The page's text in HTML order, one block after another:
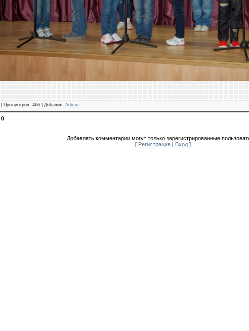
Просмотров: 466 | Добавил: Admin
0
Добавлять комментарии могут только зарегистрированные
[ Регистрация| Вход]